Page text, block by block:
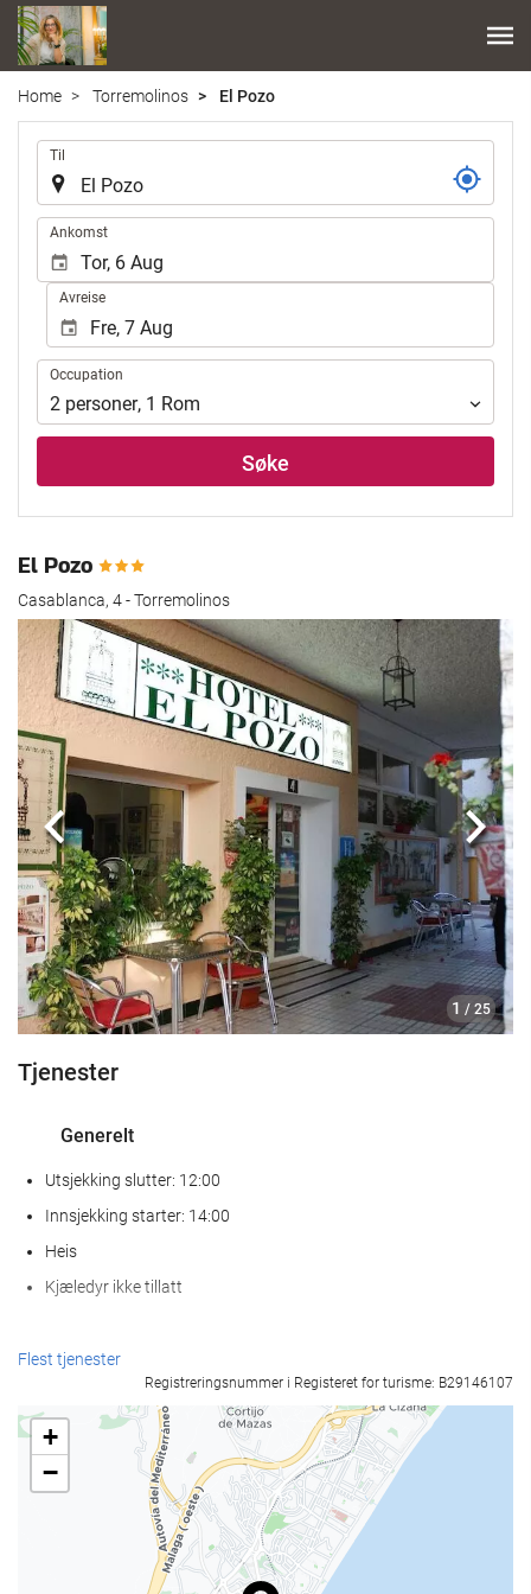
Home Torremolinos El Pozo
Til
Ankomst
Avreise
Occupation
Occupation
2 personer, 1 Rom
Søke
El Pozo
Casablanca, 4 - Torremolinos
1 / 25
Forrige
Tjenester
Generelt
Utsjekking slutter: 12:00
Innsjekking starter: 14:00
Heis
Kjæledyr ikke tillatt
Mat og Drikke
À la carte-restaurant
Bar
Kafé på overnattingsstedet
Resepsjonstjenester
Døgnåpen resepsjon
Flest tjenester
Registreringsnummer i Registeret for turisme: B29146107
+
−